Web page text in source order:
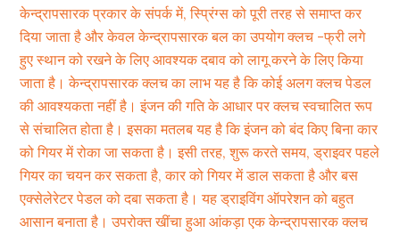
केन्द्रापसारक प्रकार के संपर्क में, स्प्रिंग्स को पूरी तरह से समाप्त कर
दिया जाता है और केवल केन्द्रापसारक बल का उपयोग क्लच -फ्री लगे
हुए स्थान को रखने के लिए आवश्यक दबाव को लागू करने के लिए किया
जाता है। केन्द्रापसारक क्लच का लाभ यह है कि कोई अलग क्लच पेडल
की आवश्यकता नहीं है। इंजन की गति के आधार पर क्लच स्वचालित रूप
से संचालित होता है। इसका मतलब यह है कि इंजन को बंद किए बिना कार
को गियर में रोका जा सकता है। इसी तरह, शुरू करते समय, ड्राइवर पहले
गियर का चयन कर सकता है, कार को गियर में डाल सकता है और बस
एक्सेलेरेटर पेडल को दबा सकता है। यह ड्राइविंग ऑपरेशन को बहुत
आसान बनाता है। उपरोक्त खींचा हुआ आंकड़ा एक केन्द्रापसारक क्लच